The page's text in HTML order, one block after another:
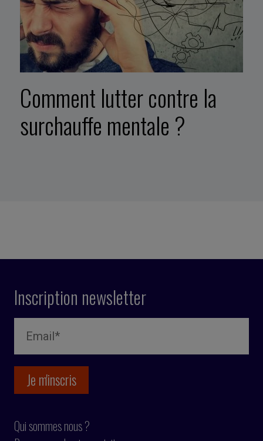
Comment lutter contre la
surchauffe mentale ?
Inscription newsletter
Qui sommes nous ?